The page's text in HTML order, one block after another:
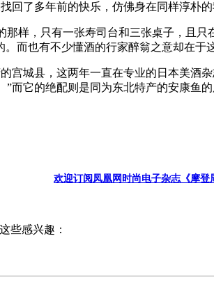
了多年前的快乐，仿佛身在同样淳朴的
样，只有一张寿司台和三张桌子，且
而也有不少懂酒的行家醉翁之意却在于
宫城县，这两年一直在专业的日本美
而它的绝配则是同为东北特产的安康鱼
欢迎订阅凤凰网时尚电子杂志《摩登
些感兴趣：